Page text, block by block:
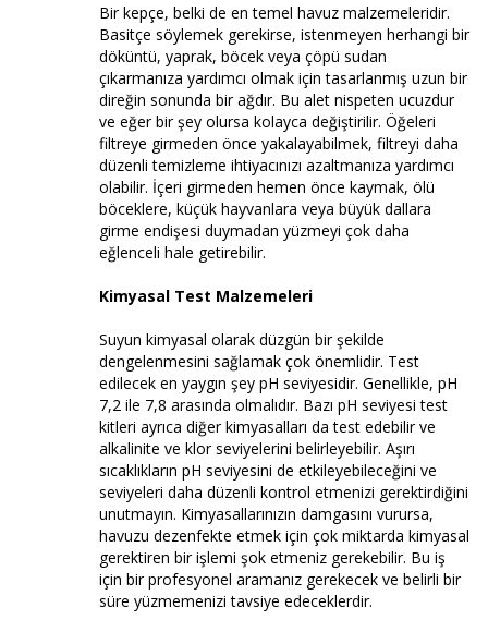
Bir kepçe, belki de en temel havuz malzemeleridir.
Basitçe söylemek gerekirse, istenmeyen herhangi bir
döküntü, yaprak, böcek veya çöpü sudan
çıkarmanıza yardımcı olmak için tasarlanmış uzun bir
direğin sonunda bir ağdır. Bu alet nispeten ucuzdur
ve eğer bir şey olursa kolayca değiştirilir. Öğeleri
filtreye girmeden önce yakalayabilmek, filtreyi daha
düzenli temizleme ihtiyacınızı azaltmanıza yardımcı
olabilir. İçeri girmeden hemen önce kaymak, ölü
böceklere, küçük hayvanlara veya büyük dallara
girme endişesi duymadan yüzmeyi çok daha
eğlenceli hale getirebilir.
Kimyasal Test Malzemeleri
Suyun kimyasal olarak düzgün bir şekilde
dengelenmesini sağlamak çok önemlidir. Test
edilecek en yaygın şey pH seviyesidir. Genellikle, pH
7,2 ile 7,8 arasında olmalıdır. Bazı pH seviyesi test
kitleri ayrıca diğer kimyasalları da test edebilir ve
alkalinite ve klor seviyelerini belirleyebilir. Aşırı
sıcaklıkların pH seviyesini de etkileyebileceğini ve
seviyeleri daha düzenli kontrol etmenizi gerektirdiğini
unutmayın. Kimyasallarınızın damgasını vurursa,
havuzu dezenfekte etmek için çok miktarda kimyasal
gerektiren bir işlemi şok etmeniz gerekebilir. Bu iş
için bir profesyonel aramanız gerekecek ve belirli bir
süre yüzmemenizi tavsiye edeceklerdir.